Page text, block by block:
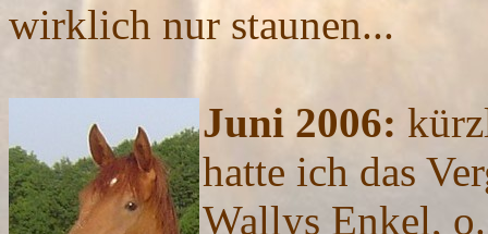
wirklich nur staunen...
Juni 2006:
hatte ich das
Wallys Enkel,